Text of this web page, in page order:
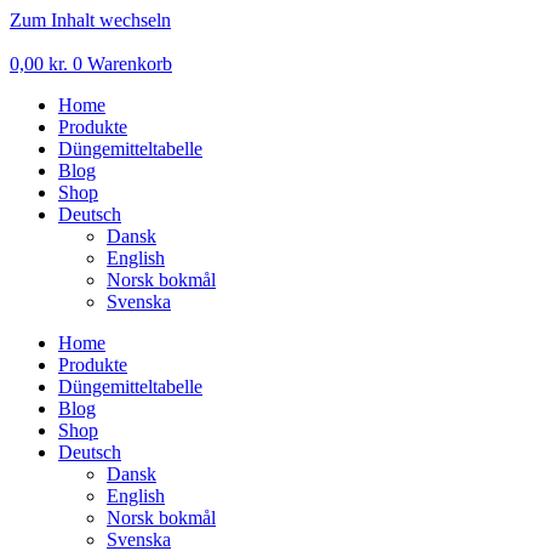
Zum Inhalt wechseln
0,00 kr. 0 Warenkorb
Home
Produkte
Düngemitteltabelle
Blog
Shop
Deutsch
Dansk
English
Norsk bokmål
Svenska
Home
Produkte
Düngemitteltabelle
Blog
Shop
Deutsch
Dansk
English
Norsk bokmål
Svenska